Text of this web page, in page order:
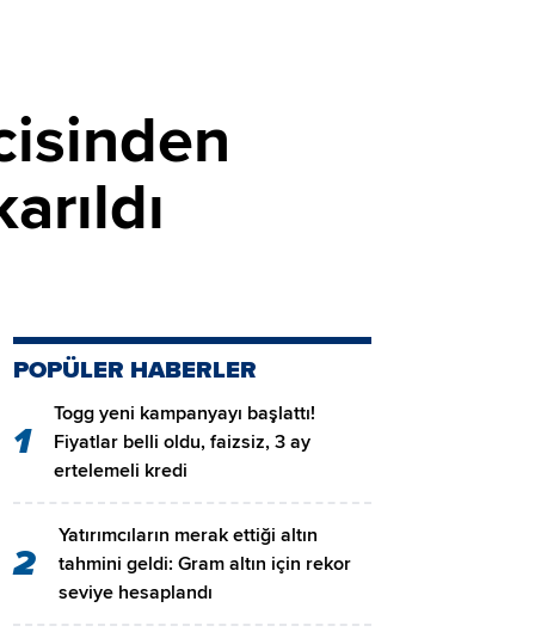
POPÜLER HABERLER
1
Togg yeni kampanyayı başlattı!
Fiyatlar belli oldu, faizsiz, 3 ay
ertelemeli kredi
2
Yatırımcıların merak ettiği altın
tahmini geldi: Gram altın için rekor
seviye hesaplandı